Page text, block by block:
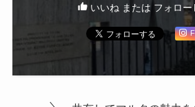
いいね または フォロー